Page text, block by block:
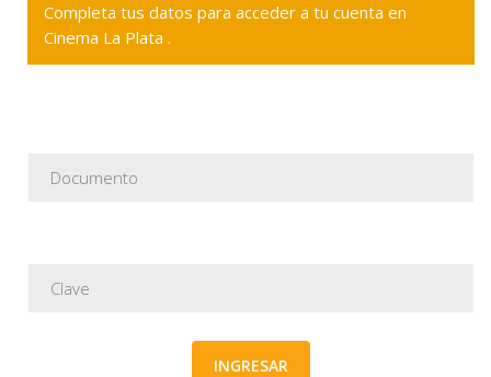
Completa tus datos para acceder a tu cuenta en
Cinema La Plata .
INGRESAR